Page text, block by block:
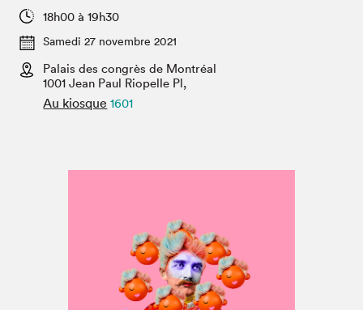
Espace exposant⋅e⋅s
Espace enseignant·e·s
SLM PRO
Projets partenaires
18h00 à 19h30
Samedi 27 novembre 2021
Palais des congrès de Montréal
1001 Jean Paul Riopelle Pl,
Au kiosque 1601